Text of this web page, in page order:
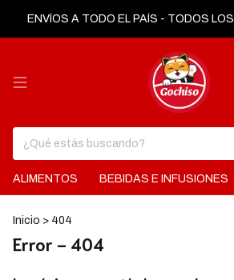
ENVÍOS A TODO EL PAÍS - TODOS
ALIMENTOS BEBIDAS E INFUSIONES
Inicio > 404
Error - 404